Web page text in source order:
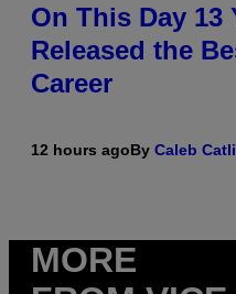
On This Day 13
Released the
Career
12 hours agoBy Caleb
MORE